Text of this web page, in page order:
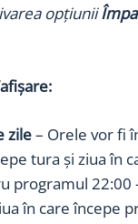
opțiunii
zile– Orele vor fi
tura și ziua în
programul 22:00
în care începe